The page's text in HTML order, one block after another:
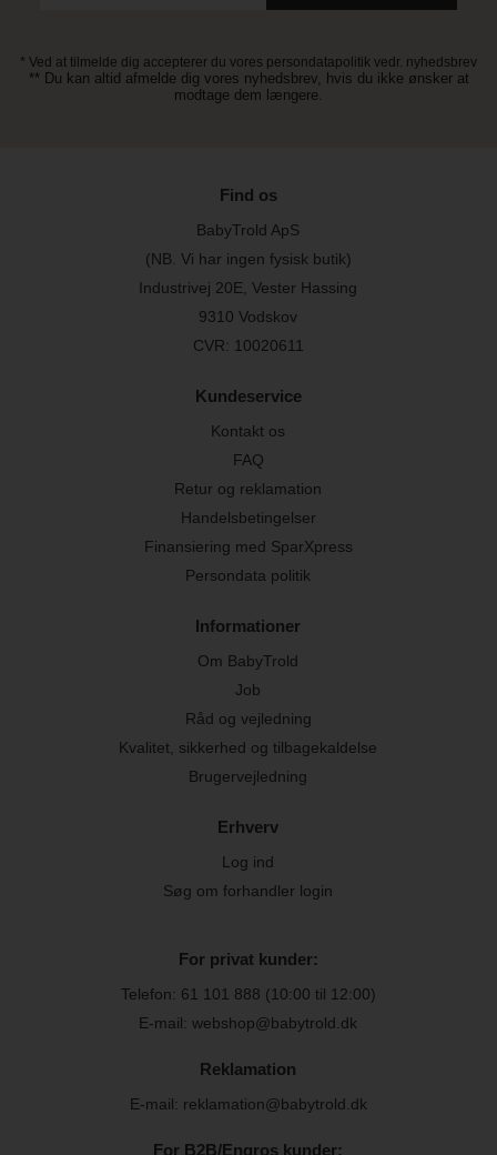
* Ved at tilmelde dig accepterer du vores persondatapolitik vedr. nyhedsbrev
** Du kan altid afmelde dig vores nyhedsbrev, hvis du ikke ønsker at
modtage dem længere.
Find os
BabyTrold ApS
(NB. Vi har ingen fysisk butik)
Industrivej 20E, Vester Hassing
9310 Vodskov
CVR: 10020611
Kundeservice
Kontakt os
FAQ
Retur og reklamation
Handelsbetingelser
Finansiering med SparXpress
Persondata politik
Informationer
Om BabyTrold
Job
Råd og vejledning
Kvalitet, sikkerhed og tilbagekaldelse
Brugervejledning
Erhverv
Log ind
Søg om forhandler login
For privat kunder:
Telefon: 61 101 888 (10:00 til 12:00)
E-mail: webshop@babytrold.dk
Reklamation
E-mail: reklamation@babytrold.dk
For B2B/Engros kunder: